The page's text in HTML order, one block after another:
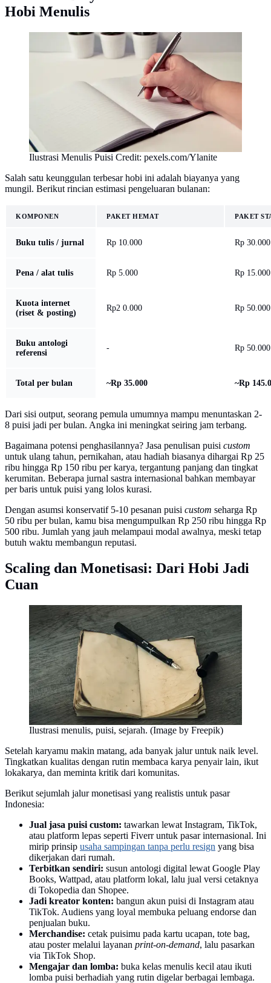
Hobi Menulis
Ilustrasi Menulis Puisi Credit: pexels.com/Ylanite
Salah satu keunggulan terbesar hobi ini adalah biayanya yang
mungil. Berikut rincian estimasi pengeluaran bulanan:
KOMPONEN PAKET HEMAT PAKET
Buku tulis / jurnal Rp 10.000 Rp 30.000
Pena / alat tulis Rp 5.000 Rp 15.000
Kuota internet
(riset & posting)
Rp2 0.000 Rp 50.000
Buku antologi
referensi
- Rp 50.000
Total per bulan ~Rp 35.000 ~Rp
Dari sisi output, seorang pemula umumnya mampu menuntaskan 2-
8 puisi jadi per bulan. Angka ini meningkat seiring jam terbang.
Bagaimana potensi penghasilannya? Jasa penulisan puisi custom
untuk ulang tahun, pernikahan, atau hadiah biasanya dihargai Rp 25
ribu hingga Rp 150 ribu per karya, tergantung panjang dan tingkat
kerumitan. Beberapa jurnal sastra internasional bahkan membayar
per baris untuk puisi yang lolos kurasi.
Dengan asumsi konservatif 5-10 pesanan puisi custom seharga Rp
50 ribu per bulan, kamu bisa mengumpulkan Rp 250 ribu hingga Rp
500 ribu. Jumlah yang jauh melampaui modal awalnya, meski tetap
butuh waktu membangun reputasi.
Scaling dan Monetisasi: Dari Hobi Jadi
Cuan
Ilustrasi menulis, puisi, sejarah. (Image by Freepik)
Setelah karyamu makin matang, ada banyak jalur untuk naik level.
Tingkatkan kualitas dengan rutin membaca karya penyair lain, ikut
lokakarya, dan meminta kritik dari komunitas.
Berikut sejumlah jalur monetisasi yang realistis untuk pasar
Indonesia:
Jual jasa puisi custom: tawarkan lewat Instagram, TikTok,
atau platform lepas seperti Fiverr untuk pasar internasional. Ini
mirip prinsip usaha sampingan tanpa perlu resign yang bisa
dikerjakan dari rumah.
Terbitkan sendiri: susun antologi digital lewat Google Play
Books, Wattpad, atau platform lokal, lalu jual versi cetaknya
di Tokopedia dan Shopee.
Jadi kreator konten: bangun akun puisi di Instagram atau
TikTok. Audiens yang loyal membuka peluang endorse dan
penjualan buku.
Merchandise: cetak puisimu pada kartu ucapan, tote bag,
atau poster melalui layanan print-on-demand, lalu pasarkan
via TikTok Shop.
Mengajar dan lomba: buka kelas menulis kecil atau ikuti
lomba puisi berhadiah yang rutin digelar berbagai lembaga.